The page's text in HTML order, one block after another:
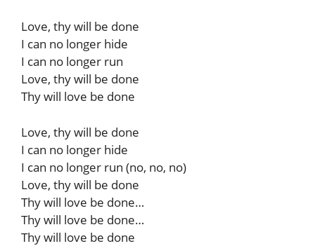
Love, thy will be done
I can no longer hide
I can no longer run
Love, thy will be done
Thy will love be done
Love, thy will be done
I can no longer hide
I can no longer run (no, no, no)
Love, thy will be done
Thy will love be done…
Thy will love be done…
Thy will love be done